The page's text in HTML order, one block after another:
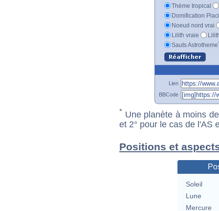
Thème tropical
Domification
Noeud nord vrai
Lilith vraie
Sauts Astrotheme
Lien
BBCode
* Une planète à moins
et 2° pour le cas de l'AS
Positions et
Soleil
Lune
Mercure